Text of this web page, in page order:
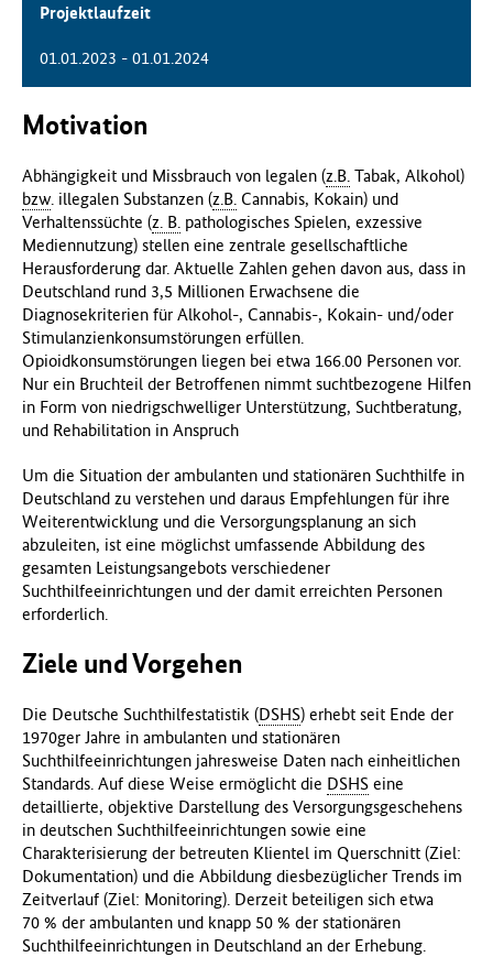
Projektlaufzeit
01.01.2023 - 01.01.2024
Motivation
Abhängigkeit und Missbrauch von legalen (z.B. Tabak, Alkohol)
bzw . illegalen Substanzen (z.B. Cannabis, Kokain) und
Verhaltenssüchte (z. B. pathologisches Spielen, exzessive
Mediennutzung) stellen eine zentrale gesellschaftliche
Herausforderung dar. Aktuelle Zahlen gehen davon aus, dass in
Deutschland rund 3,5 Millionen Erwachsene die
Diagnosekriterien für Alkohol-, Cannabis-, Kokain- und/oder
Stimulanzienkonsumstörungen erfüllen.
Opioidkonsumstörungen liegen bei etwa 166.00 Personen vor.
Nur ein Bruchteil der Betroffenen nimmt suchtbezogene Hilfen
in Form von niedrigschwelliger Unterstützung, Suchtberatung,
und Rehabilitation in Anspruch
Um die Situation der ambulanten und stationären Suchthilfe in
Deutschland zu verstehen und daraus Empfehlungen für ihre
Weiterentwicklung und die Versorgungsplanung an sich
abzuleiten, ist eine möglichst umfassende Abbildung des
gesamten Leistungsangebots verschiedener
Suchthilfeeinrichtungen und der damit erreichten Personen
erforderlich.
Ziele und Vorgehen
Die Deutsche Suchthilfestatistik (DSHS) erhebt seit Ende der
1970ger Jahre in ambulanten und stationären
Suchthilfeeinrichtungen jahresweise Daten nach einheitlichen
Standards. Auf diese Weise ermöglicht die DSHS eine
detaillierte, objektive Darstellung des Versorgungsgeschehens
in deutschen Suchthilfeeinrichtungen sowie eine
Charakterisierung der betreuten Klientel im Querschnitt (Ziel:
Dokumentation) und die Abbildung diesbezüglicher Trends im
Zeitverlauf (Ziel: Monitoring). Derzeit beteiligen sich etwa
70 % der ambulanten und knapp 50 % der stationären
Suchthilfeeinrichtungen in Deutschland an der Erhebung.